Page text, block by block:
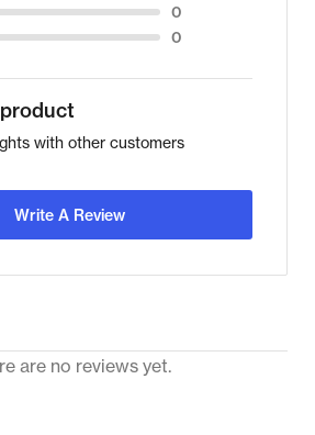
0
0
with other customers
Write A Review
are no reviews yet.